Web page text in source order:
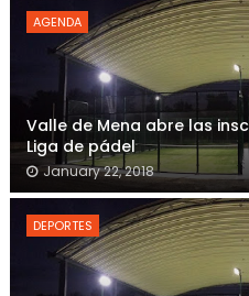
AGENDA
Valle de Mena abre las
Liga de pádel
January 22, 2018
DEPORTES